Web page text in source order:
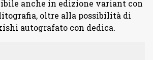
anche in edizione variant con
oltre alla possibilità di
autografato con dedica.